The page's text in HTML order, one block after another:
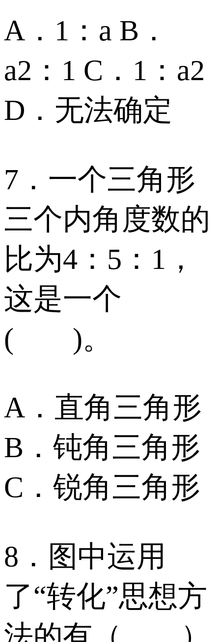
A．1：a B．
a2：1 C．1：a2
D．无法确定
7．一个三角形
三个内角度数的
比为4：5：1，
这是一个
( )。
A．直角三角形
B．钝角三角形
C．锐角三角形
8．图中运用
了“转化”思想方